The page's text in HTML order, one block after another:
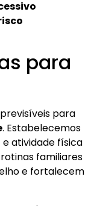
para
para
. Estabelecemos
e atividade física
familiares
e fortalecem